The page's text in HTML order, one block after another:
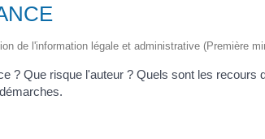
de l'information légale et administrative (Première
? Que risque l'auteur ? Quels sont les